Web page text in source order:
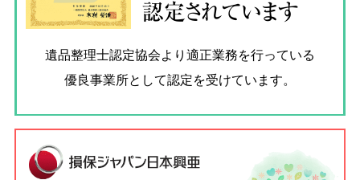
認定されています
遺品整理士認定協会より適正業務を行っている
優良事業所として認定を受けています。